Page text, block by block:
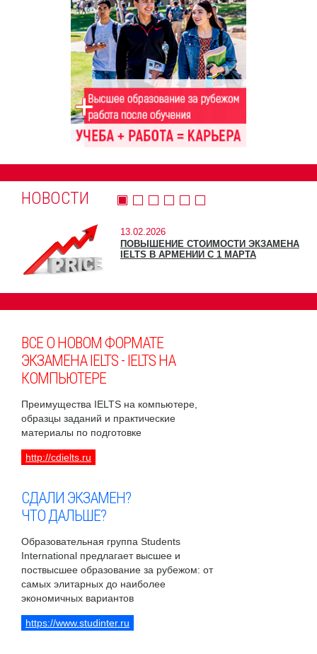
НОВОСТИ
13.02.2026
ПОВЫШЕНИЕ СТОИМОСТИ ЭКЗАМЕНА
IELTS В АРМЕНИИ С 1 МАРТА
ВСЕ О НОВОМ ФОРМАТЕ
ЭКЗАМЕНА IELTS - IELTS НА
КОМПЬЮТЕРЕ
Преимущества IELTS на компьютере,
образцы заданий и практические
материалы по подготовке
http://cdielts.ru
СДАЛИ ЭКЗАМЕН?
ЧТО ДАЛЬШЕ?
Образовательная группа Students
International предлагает высшее и
поствысшее образование за рубежом: от
самых элитарных до наиболее
экономичных вариантов
https://www.studinter.ru